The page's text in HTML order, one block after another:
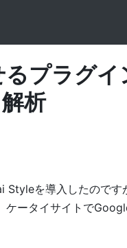
プラグ
析
Styleを導入したので
ケータイサイトで